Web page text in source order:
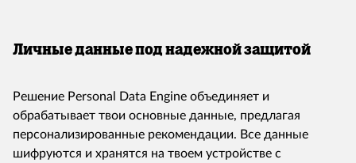
Личные данные под надежной защитой
Решение Personal Data Engine объединяет и
обрабатывает твои основные данные, предлагая
персонализированные рекомендации. Все данные
шифруются и хранятся на твоем устройстве с